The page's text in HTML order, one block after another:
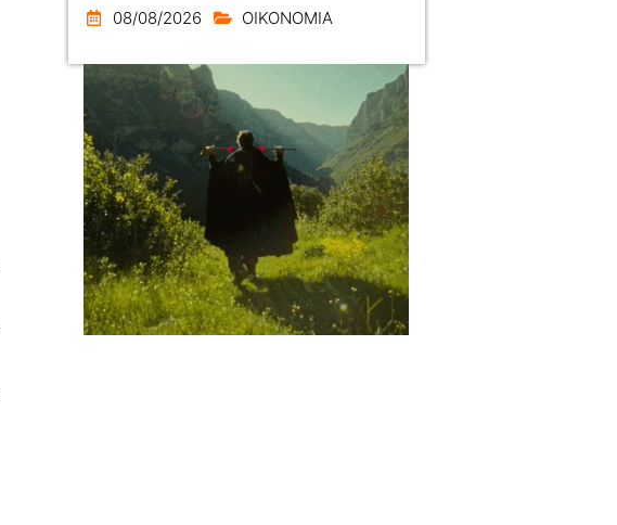
08/08/2026 ΟΙΚΟΝΟΜΙΑ